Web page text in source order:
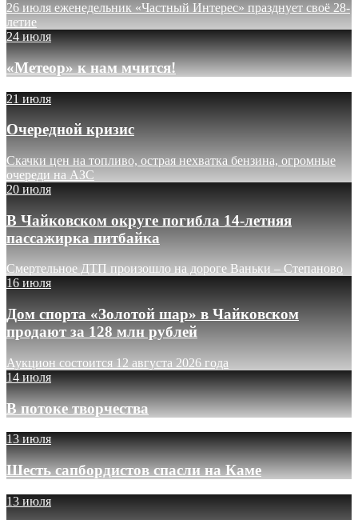
26 июля еженедельник «Частный Интерес» празднует своё 28-
летие
24 июля
«Метеор» к нам мчится!
21 июля
Очередной кризис
Скачки цен на топливо, острая нехватка бензина, огромные
очереди на АЗС
20 июля
В Чайковском округе погибла 14-летняя
пассажирка питбайка
Смертельное ДТП произошло на дороге Ваньки – Степаново
16 июля
Дом спорта «Золотой шар» в Чайковском
продают за 128 млн рублей
Аукцион состоится 12 августа 2026 года
14 июля
В потоке творчества
13 июля
Шесть сапбордистов спасли на Каме
13 июля